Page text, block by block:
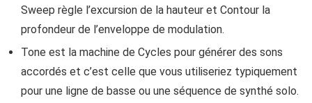
Sweep règle l’excursion de la hauteur et Contour la
profondeur de l’enveloppe de modulation.
Tone est la machine de Cycles pour générer des sons
accordés et c’est celle que vous utiliseriez typiquement
pour une ligne de basse ou une séquence de synthé solo.